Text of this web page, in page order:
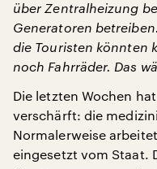
über Zentralheizung
Generatoren
die Touristen könnten
noch Fahrräder. Das
Die letzten Wochen
verschärft: die
Normalerweise
eingesetzt vom Staat.